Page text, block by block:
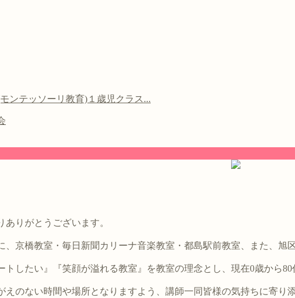
ンテッソーリ教育)１歳児クラス...
りがとうございます。
京橋教室・毎日新聞カリーナ音楽教室・都島駅前教室、また、旭
トしたい』『笑顔が溢れる教室』を教室の理念とし、現在0歳から
えのない時間や場所となりますよう、講師一同皆様の気持ちに寄